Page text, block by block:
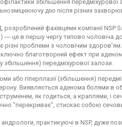
збільшення передміхурової
дію після різних
фахівцями компанії NSP
― це в першу чергу типово чоловіча
різні проблеми з чоловічим
благотворний ефект при
збільшення) передміхурової залози.
або гіперплазії (збільшення)
Виявляється аденома болями в
як годиться, а краплями, і
"перекриває", стискає собою
андрологи, практикуючі в NSP, дуже